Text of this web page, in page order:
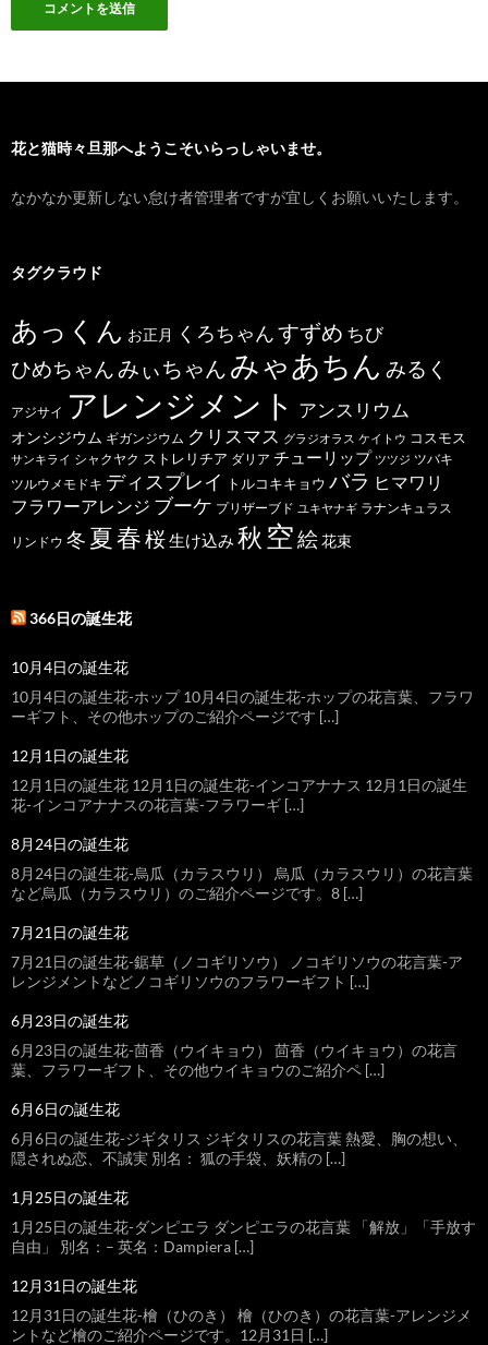
花と猫時々旦那へようこそいらっしゃいませ。
なかなか更新しない怠け者管理者ですが宜しくお願いいたします。
タグクラウド
あっくん お正月 くろちゃんすずめ ちび
ひめちゃんみぃちゃん みゃあちん みるく
アジサイ アレンジメント アンスリウム
オンシジウム ギガンジウム クリスマス グラジオラス ケイトウ コスモス
サンキライ シャクヤク ストレリチア ダリア チューリップ ツツジ ツバキ
ツルウメモドキ ディスプレイ トルコキキョウ バラ ヒマワリ
フラワーアレンジ ブーケ プリザーブド ユキヤナギ ラナンキュラス
リンドウ 冬 夏春桜生け込み 秋 空絵花束
366日の誕生花
10月4日の誕生花
10月4日の誕生花-ホップ 10月4日の誕生花-ホップの花言葉、フラワ
ーギフト、その他ホップのご紹介ページです […]
12月1日の誕生花
12月1日の誕生花 12月1日の誕生花-インコアナナス 12月1日の誕生
花-インコアナナスの花言葉-フラワーギ […]
8月24日の誕生花
8月24日の誕生花-烏瓜（カラスウリ） 烏瓜（カラスウリ）の花言葉
など烏瓜（カラスウリ）のご紹介ページです。8 […]
7月21日の誕生花
7月21日の誕生花-鋸草（ノコギリソウ） ノコギリソウの花言葉-ア
レンジメントなどノコギリソウのフラワーギフト […]
6月23日の誕生花
6月23日の誕生花-茴香（ウイキョウ） 茴香（ウイキョウ）の花言
葉、フラワーギフト、その他ウイキョウのご紹介ペ […]
6月6日の誕生花
6月6日の誕生花-ジギタリス ジギタリスの花言葉 熱愛、胸の想い、
隠されぬ恋、不誠実 別名： 狐の手袋、妖精の […]
1月25日の誕生花
1月25日の誕生花-ダンピエラ ダンピエラの花言葉 「解放」「手放す
自由」 別名：– 英名：Dampiera […]
12月31日の誕生花
12月31日の誕生花-檜（ひのき） 檜（ひのき）の花言葉-アレンジメ
ントなど檜のご紹介ページです。12月31日 […]